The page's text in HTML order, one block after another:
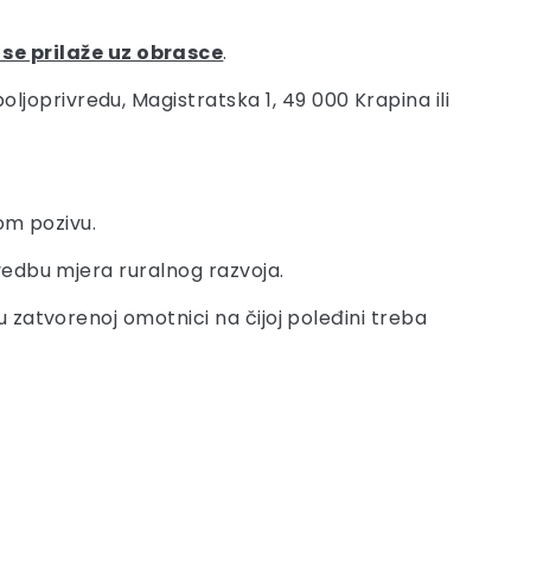
prilaže uz obrasce.
Magistratska 1, 49 000 Krapina ili
pozivu.
mjera ruralnog razvoja.
zatvorenoj omotnici na čijoj poleđini treba